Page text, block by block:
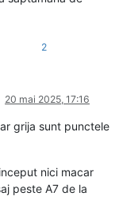
2
20 mai 2025, 17:16
grija sunt punctele
nici macar
peste A7 de la